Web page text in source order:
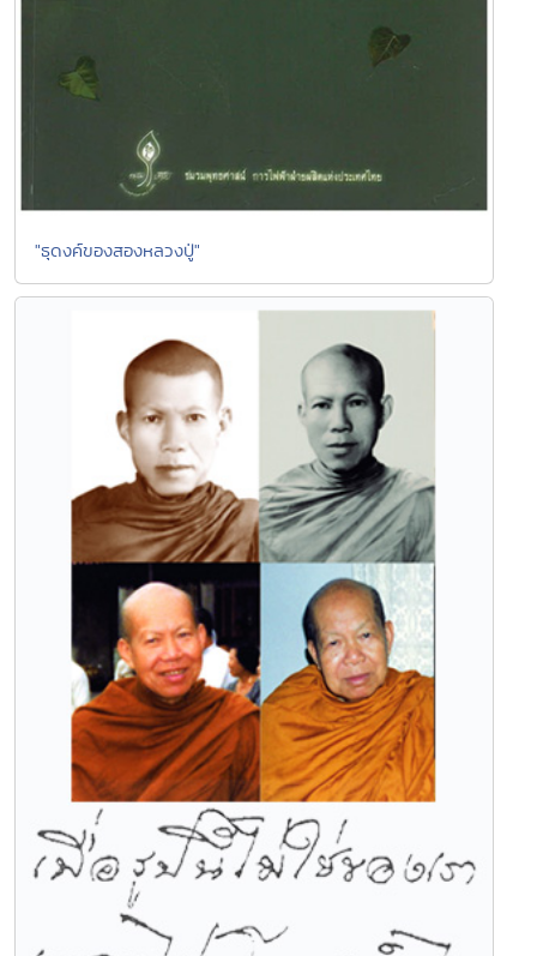
"ธุดงค์ของสองหลวงปู่"